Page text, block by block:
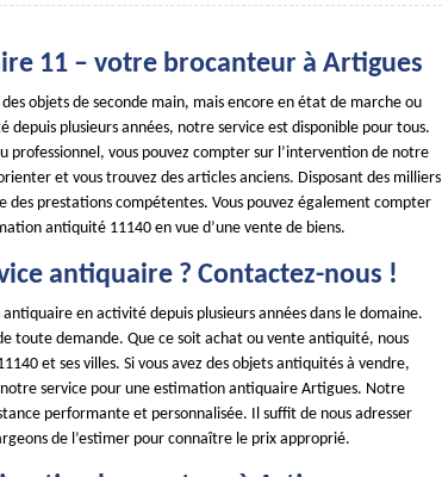
11 – votre brocanteur à Artigues
objets de seconde main, mais encore en état de marche ou
depuis plusieurs années, notre service est disponible pour tous.
professionnel, vous pouvez compter sur l’intervention de notre
et vous trouvez des articles anciens. Disposant des milliers
des prestations compétentes. Vous pouvez également compter
antiquité 11140 en vue d’une vente de biens.
antiquaire ? Contactez-nous !
en activité depuis plusieurs années dans le domaine.
toute demande. Que ce soit achat ou vente antiquité, nous
et ses villes. Si vous avez des objets antiquités à vendre,
service pour une estimation antiquaire Artigues. Notre
performante et personnalisée. Il suffit de nous adresser
de l’estimer pour connaître le prix approprié.